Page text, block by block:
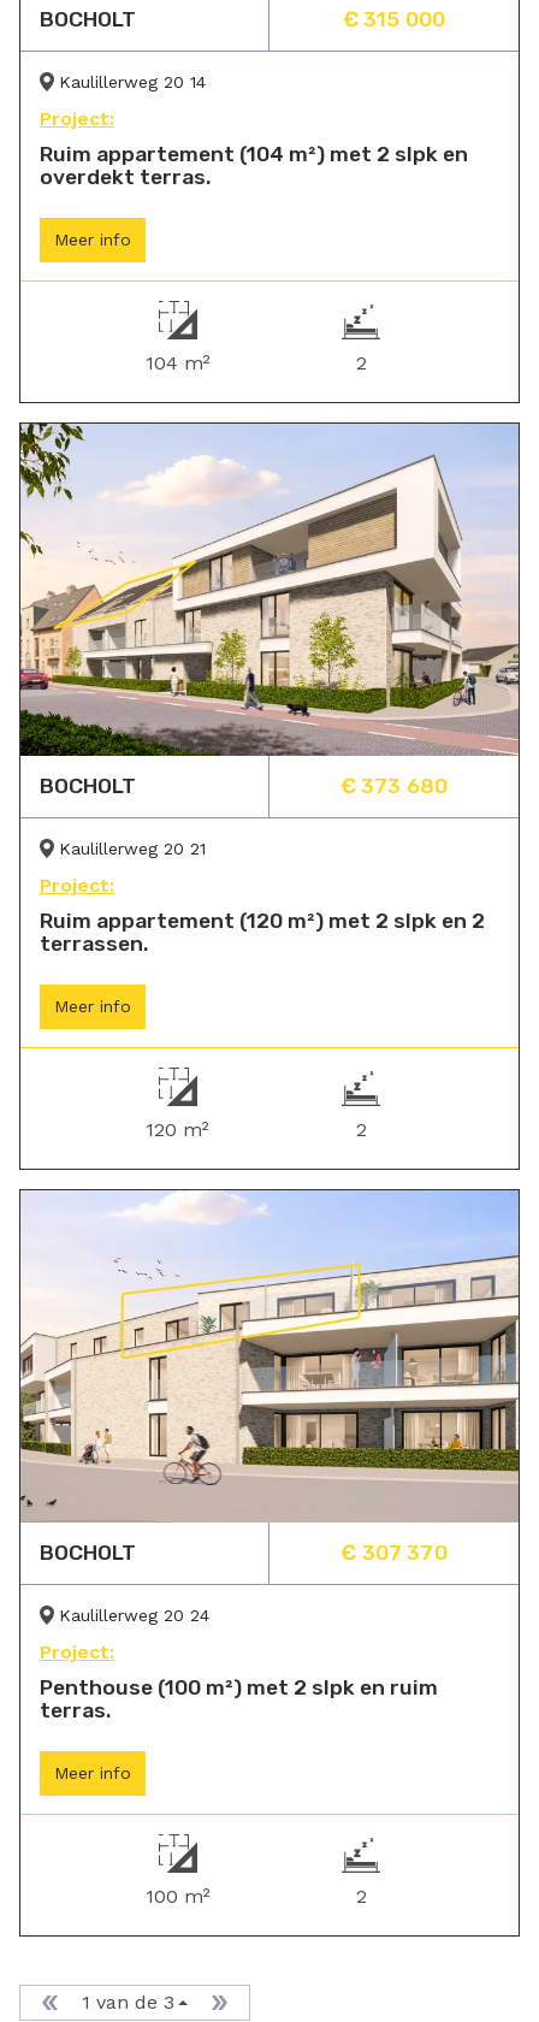
BOCHOLT € 315 000
Kaulillerweg 20 14
Project:
Ruim appartement (104 m²) met 2 slpk en
overdekt terras.
Meer info
104 m² 2
BOCHOLT € 373 680
Kaulillerweg 20 21
Project:
Ruim appartement (120 m²) met 2 slpk en 2
terrassen.
Meer info
120 m² 2
BOCHOLT € 307 370
Kaulillerweg 20 24
Project:
Penthouse (100 m²) met 2 slpk en ruim
terras.
Meer info
100 m² 2
1 van de 3